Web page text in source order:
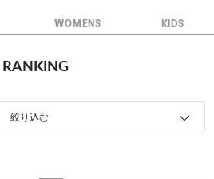
WOMENS KIDS
RANKING
絞り込む